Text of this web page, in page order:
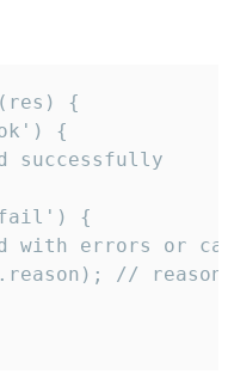
{
{
successfully
{
with errors or
//